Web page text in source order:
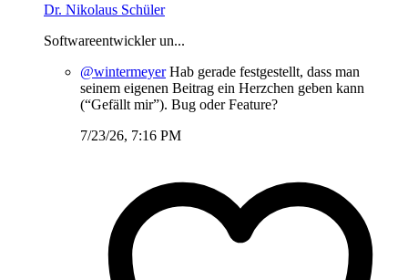
Dr. Nikolaus Schüler
Softwareentwickler un...
@wintermeyerHab gerade festgestellt, dass man
seinem eigenen Beitrag ein Herzchen geben kann
(“Gefällt mir”). Bug oder Feature?
7/23/26, 7:16 PM